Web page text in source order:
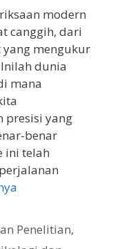
modern
canggih, dari
mengukur
dunia
mana
presisi yang
benar
ini telah
Penelitian,